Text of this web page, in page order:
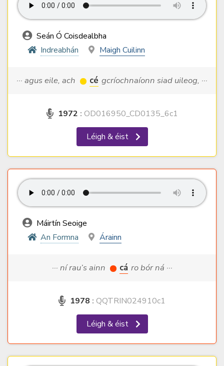
Seán Ó Coisdealbha
Indreabhán
Maigh Cuilinn
··· agus eile, ach cé gcríochnaíonn siad uileog, ···
1972 : OD016950_CD0135_6c1
Léigh & éist
Máirtín Seoige
An Formna
Árainn
··· ní rau’s ainn cá ro bór ná ···
1978 : QQTRIN024910c1
Léigh & éist